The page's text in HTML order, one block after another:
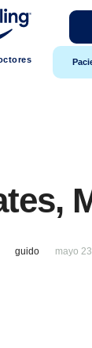
guido mayo